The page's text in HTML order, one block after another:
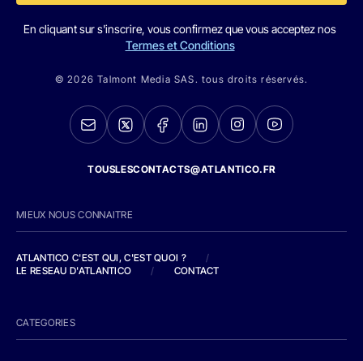
En cliquant sur s'inscrire, vous confirmez que vous acceptez nos
Termes et Conditions
© 2026 Talmont Media SAS. tous droits réservés.
TOUSLESCONTACTS@ATLANTICO.FR
MIEUX NOUS CONNAITRE
ATLANTICO C'EST QUI, C'EST QUOI ?
/
LE RESEAU D'ATLANTICO
/ CONTACT
CATEGORIES